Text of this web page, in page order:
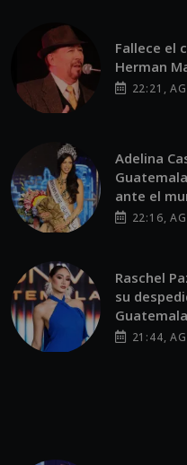
Fallece el
Herman
22:21,
Adelina
ante el
22:16,
Raschel
su
Guatemala
21:44,